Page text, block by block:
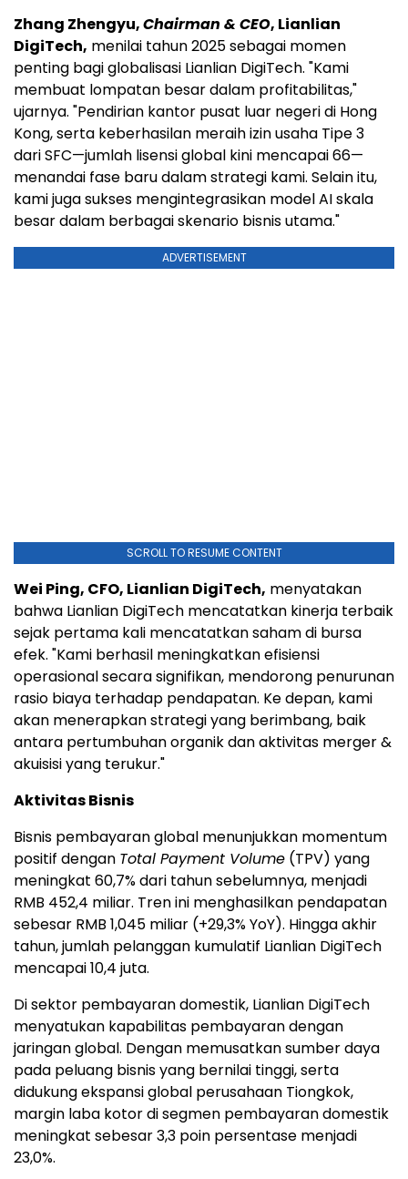
Zhang Zhengyu,Chairman & CEO, Lianlian
DigiTech, menilai tahun 2025 sebagai momen
penting bagi globalisasi Lianlian DigiTech. "Kami
membuat lompatan besar dalam profitabilitas,"
ujarnya. "Pendirian kantor pusat luar negeri di Hong
Kong, serta keberhasilan meraih izin usaha Tipe 3
dari SFC—jumlah lisensi global kini mencapai 66—
menandai fase baru dalam strategi kami. Selain itu,
kami juga sukses mengintegrasikan model AI skala
besar dalam berbagai skenario bisnis utama."
ADVERTISEMENT
SCROLL TO RESUME CONTENT
Wei Ping, CFO, Lianlian DigiTech, menyatakan
bahwa Lianlian DigiTech mencatatkan kinerja terbaik
sejak pertama kali mencatatkan saham di bursa
efek. "Kami berhasil meningkatkan efisiensi
operasional secara signifikan, mendorong penurunan
rasio biaya terhadap pendapatan. Ke depan, kami
akan menerapkan strategi yang berimbang, baik
antara pertumbuhan organik dan aktivitas merger &
akuisisi yang terukur."
Aktivitas Bisnis
Bisnis pembayaran global menunjukkan momentum
positif dengan Total Payment Volume (TPV) yang
meningkat 60,7% dari tahun sebelumnya, menjadi
RMB 452,4 miliar. Tren ini menghasilkan pendapatan
sebesar RMB 1,045 miliar (+29,3% YoY). Hingga akhir
tahun, jumlah pelanggan kumulatif Lianlian DigiTech
mencapai 10,4 juta.
Di sektor pembayaran domestik, Lianlian DigiTech
menyatukan kapabilitas pembayaran dengan
jaringan global. Dengan memusatkan sumber daya
pada peluang bisnis yang bernilai tinggi, serta
didukung ekspansi global perusahaan Tiongkok,
margin laba kotor di segmen pembayaran domestik
meningkat sebesar 3,3 poin persentase menjadi
23,0%.